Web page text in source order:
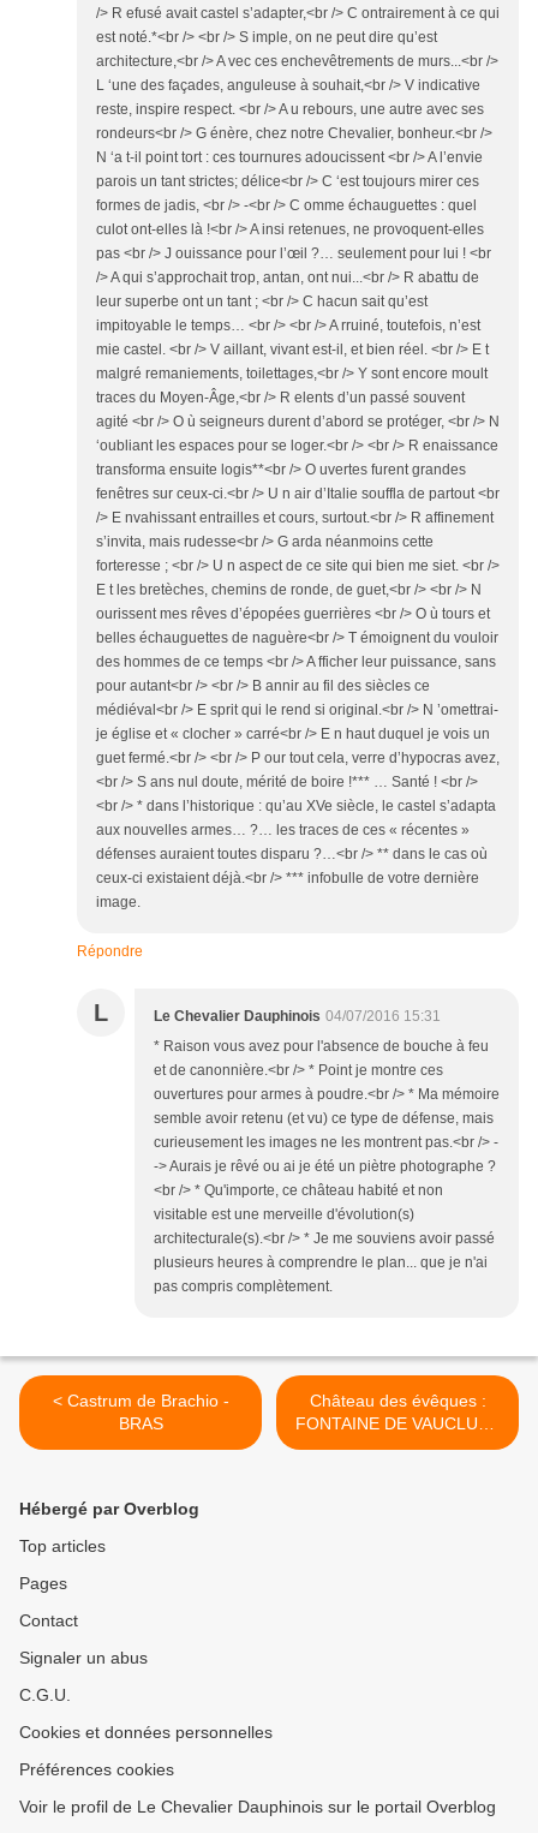
/> R efusé avait castel s’adapter,<br /> C ontrairement à ce qui
est noté.*<br /> <br /> S imple, on ne peut dire qu’est
architecture,<br /> A vec ces enchevêtrements de murs...<br />
L ‘une des façades, anguleuse à souhait,<br /> V indicative
reste, inspire respect. <br /> A u rebours, une autre avec ses
rondeurs<br /> G énère, chez notre Chevalier, bonheur.<br />
N ‘a t-il point tort : ces tournures adoucissent <br /> A l’envie
parois un tant strictes; délice<br /> C ‘est toujours mirer ces
formes de jadis, <br /> -<br /> C omme échauguettes : quel
culot ont-elles là !<br /> A insi retenues, ne provoquent-elles
pas <br /> J ouissance pour l’œil ?… seulement pour lui ! <br
/> A qui s’approchait trop, antan, ont nui...<br /> R abattu de
leur superbe ont un tant ; <br /> C hacun sait qu’est
impitoyable le temps… <br /> <br /> A rruiné, toutefois, n’est
mie castel. <br /> V aillant, vivant est-il, et bien réel. <br /> E t
malgré remaniements, toilettages,<br /> Y sont encore moult
traces du Moyen-Âge,<br /> R elents d’un passé souvent
agité <br /> O ù seigneurs durent d’abord se protéger, <br /> N
‘oubliant les espaces pour se loger.<br /> <br /> R enaissance
transforma ensuite logis**<br /> O uvertes furent grandes
fenêtres sur ceux-ci.<br /> U n air d’Italie souffla de partout <br
/> E nvahissant entrailles et cours, surtout.<br /> R affinement
s’invita, mais rudesse<br /> G arda néanmoins cette
forteresse ; <br /> U n aspect de ce site qui bien me siet. <br />
E t les bretèches, chemins de ronde, de guet,<br /> <br /> N
ourissent mes rêves d’épopées guerrières <br /> O ù tours et
belles échauguettes de naguère<br /> T émoignent du vouloir
des hommes de ce temps <br /> A fficher leur puissance, sans
pour autant<br /> <br /> B annir au fil des siècles ce
médiéval<br /> E sprit qui le rend si original.<br /> N ’omettrai-
je église et « clocher » carré<br /> E n haut duquel je vois un
guet fermé.<br /> <br /> P our tout cela, verre d’hypocras avez,
<br /> S ans nul doute, mérité de boire !*** … Santé ! <br />
<br /> * dans l’historique : qu’au XVe siècle, le castel s’adapta
aux nouvelles armes… ?… les traces de ces « récentes »
défenses auraient toutes disparu ?…<br /> ** dans le cas où
ceux-ci existaient déjà.<br /> *** infobulle de votre dernière
image.
Répondre
L Le Chevalier Dauphinois 04/07/2016 15:31
* Raison vous avez pour l'absence de bouche à feu
et de canonnière.<br /> * Point je montre ces
ouvertures pour armes à poudre.<br /> * Ma mémoire
semble avoir retenu (et vu) ce type de défense, mais
curieusement les images ne les montrent pas.<br /> -
-> Aurais je rêvé ou ai je été un piètre photographe ?
<br /> * Qu'importe, ce château habité et non
visitable est une merveille d'évolution(s)
architecturale(s).<br /> * Je me souviens avoir passé
plusieurs heures à comprendre le plan... que je n'ai
pas compris complètement.
< Castrum de Brachio -
BRAS
Château des évêques :
FONTAINE DE VAUCLUSE
>
Hébergé par Overblog
Top articles
Pages
Contact
Signaler un abus
C.G.U.
Cookies et données personnelles
Préférences cookies
Voir le profil de Le Chevalier Dauphinois sur le portail Overblog